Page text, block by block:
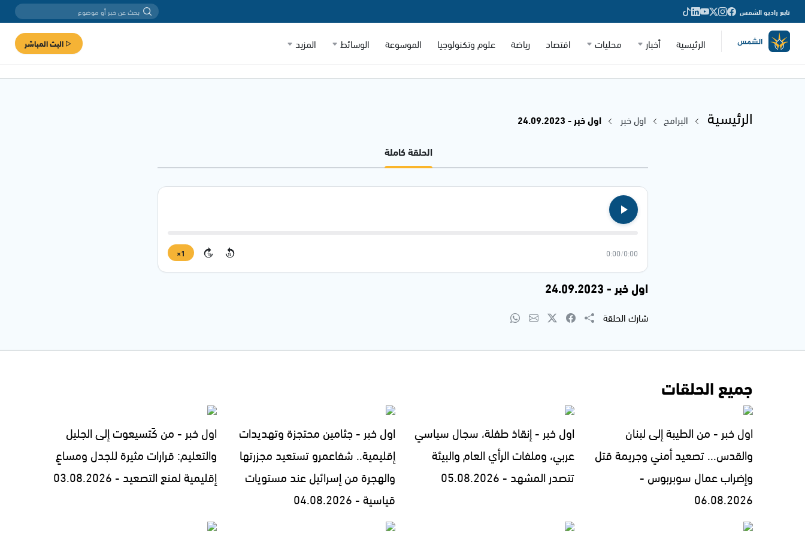
تابع راديو الشمس
الرئيسية أخبار محليات اقتصاد رياضة علوم وتكنولوجيا الموسوعة الوسائط المزيد البث المباشر
الرئيسية البرامج اول خبر
اول خبر - 24.09.2023
الحلقة كاملة
0:00
/
0:00
15
15
1×
اول خبر - 24.09.2023
شارك الحلقة
جميع الحلقات
اول خبر - من الطيبة إلى لبنان
والقدس... تصعيد أمني وجريمة قتل
وإضراب عمال سوبربوس -
06.08.2026
اول خبر - إنقاذ طفلة، سجال سياسي
عربي، وملفات الرأي العام والبيئة
تتصدر المشهد - 05.08.2026
اول خبر - جثامين محتجزة وتهديدات
إقليمية.. شفاعمرو تستعيد مجزرتها
والهجرة من إسرائيل عند مستويات
قياسية - 04.08.2026
اول خبر - من كَتسيعوت إلى الجليل
والتعليم: قرارات مثيرة للجدل ومساعٍ
إقليمية لمنع التصعيد - 03.08.2026